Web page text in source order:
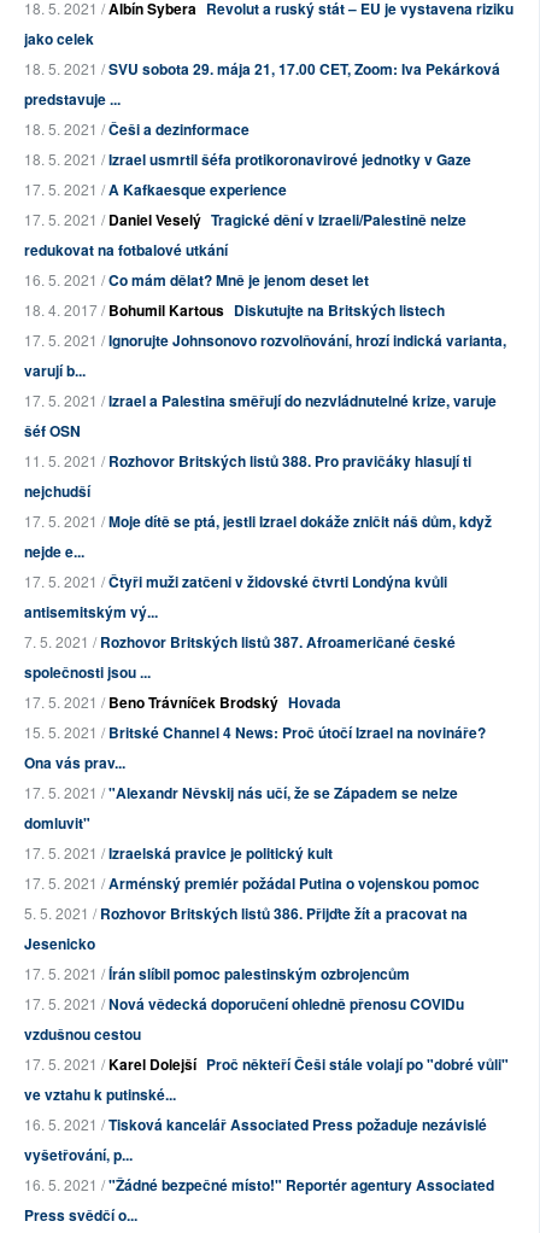
18. 5. 2021 /Albín Sybera Revolut a ruský stát – EU je vystavena riziku
jako celek
18. 5. 2021 /SVU sobota 29. mája 21, 17.00 CET, Zoom: Iva Pekárková
predstavuje ...
18. 5. 2021 /Češi a dezinformace
18. 5. 2021 /Izrael usmrtil šéfa protikoronavirové jednotky v Gaze
17. 5. 2021 /A Kafkaesque experience
17. 5. 2021 /Daniel Veselý Tragické dění v Izraeli/Palestině nelze
redukovat na fotbalové utkání
16. 5. 2021 /Co mám dělat? Mně je jenom deset let
18. 4. 2017 /Bohumil Kartous Diskutujte na Britských listech
17. 5. 2021 /Ignorujte Johnsonovo rozvolňování, hrozí indická varianta,
varují b...
17. 5. 2021 /Izrael a Palestina směřují do nezvládnutelné krize, varuje
šéf OSN
11. 5. 2021 /Rozhovor Britských listů 388. Pro pravičáky hlasují ti
nejchudší
17. 5. 2021 /Moje dítě se ptá, jestli Izrael dokáže zničit náš dům, když
nejde e...
17. 5. 2021 /Čtyři muži zatčeni v židovské čtvrti Londýna kvůli
antisemitským vý...
7. 5. 2021 /Rozhovor Britských listů 387. Afroameričané české
společnosti jsou ...
17. 5. 2021 /Beno Trávníček Brodský Hovada
15. 5. 2021 /Britské Channel 4 News: Proč útočí Izrael na novináře?
Ona vás prav...
17. 5. 2021 /"Alexandr Něvskij nás učí, že se Západem se nelze
domluvit"
17. 5. 2021 /Izraelská pravice je politický kult
17. 5. 2021 /Arménský premiér požádal Putina o vojenskou pomoc
5. 5. 2021 /Rozhovor Britských listů 386. Přijďte žít a pracovat na
Jesenicko
17. 5. 2021 /Írán slíbil pomoc palestinským ozbrojencům
17. 5. 2021 /Nová vědecká doporučení ohledně přenosu COVIDu
vzdušnou cestou
17. 5. 2021 /Karel Dolejší Proč někteří Češi stále volají po "dobré vůli"
ve vztahu k putinské...
16. 5. 2021 /Tisková kancelář Associated Press požaduje nezávislé
vyšetřování, p...
16. 5. 2021 /"Žádné bezpečné místo!" Reportér agentury Associated
Press svědčí o...